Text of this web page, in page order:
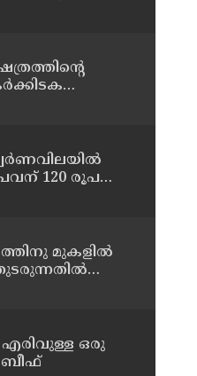
120 രൂപ
മുകളില്‍
തുടരുന്നതിൽ
എരിവുള്ള ഒരു
ബീഫ്